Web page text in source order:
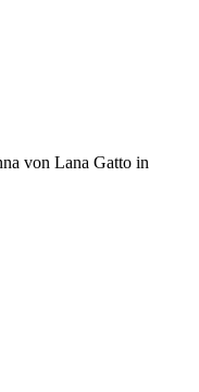
von Lana Gatto in